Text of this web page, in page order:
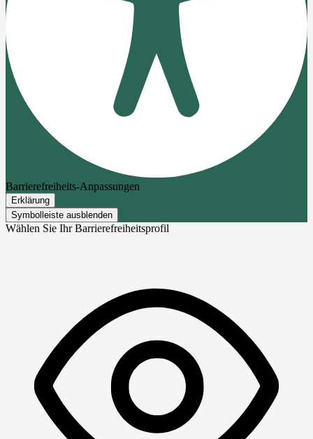
Barrierefreiheits-Anpassungen
Erklärung
Symbolleiste ausblenden
Wählen Sie Ihr Barrierefreiheitsprofil